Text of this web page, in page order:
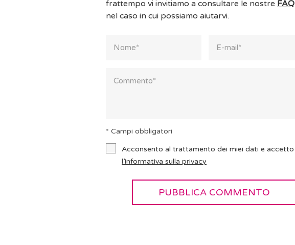
frattempo vi invitiamo a consultare le nostre FAQ
nel caso in cui possiamo aiutarvi.
* Campi obbligatori
Acconsento al trattamento dei miei dati e accetto
l’informativa sulla privacy